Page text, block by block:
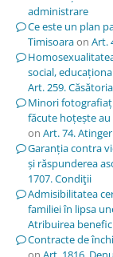
administrare
Ce este un plan
Timisoaraon Art.
social,
Art. 259. Căsătoria
Minori
făcute hoțește
on Art. 74.
Garanția contra
și răspunderea
1707. Condiţii
Admisibilitatea
familiei în lipsa
Atribuirea
Contracte de